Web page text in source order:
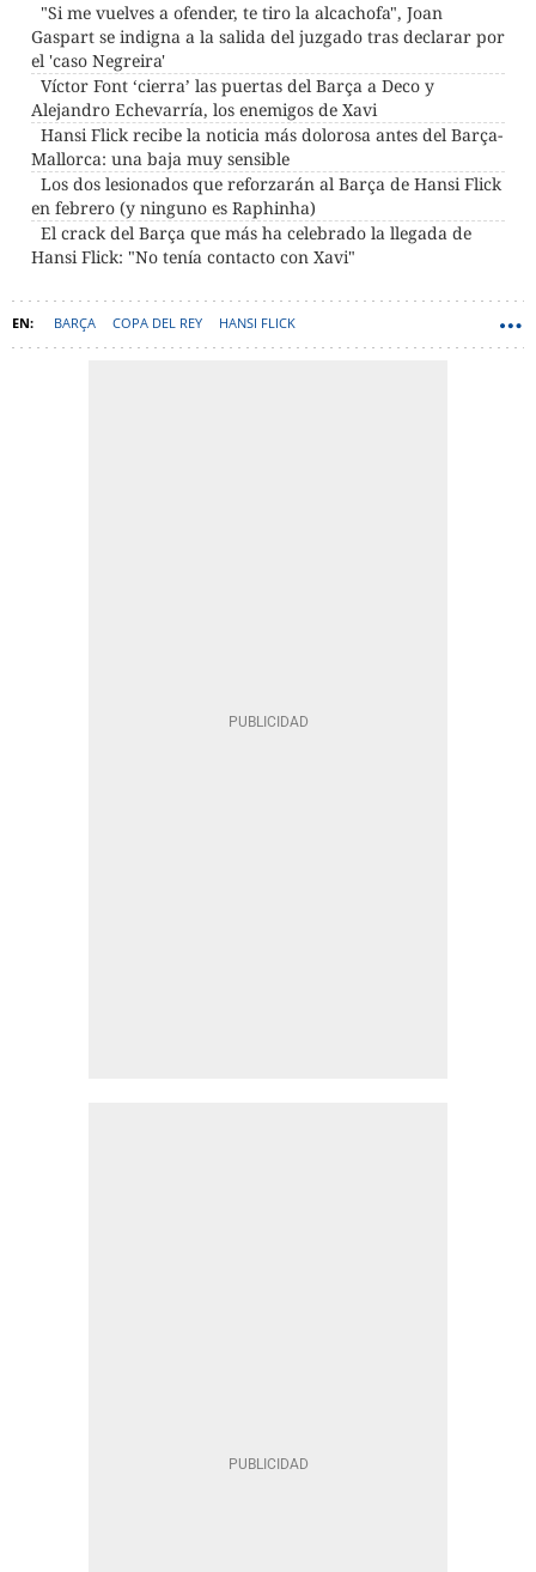
"Si me vuelves a ofender, te tiro la alcachofa", Joan
Gaspart se indigna a la salida del juzgado tras declarar por
el 'caso Negreira'
Víctor Font ‘cierra’ las puertas del Barça a Deco y
Alejandro Echevarría, los enemigos de Xavi
Hansi Flick recibe la noticia más dolorosa antes del Barça-
Mallorca: una baja muy sensible
Los dos lesionados que reforzarán al Barça de Hansi Flick
en febrero (y ninguno es Raphinha)
El crack del Barça que más ha celebrado la llegada de
Hansi Flick: "No tenía contacto con Xavi"
BARÇA COPA DEL REY HANSI FLICK